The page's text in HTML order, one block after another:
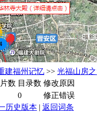
建福州记忆 >> 光福山房
数 目录数 修改原因
0
修正错误
历史版本 | 返回词条